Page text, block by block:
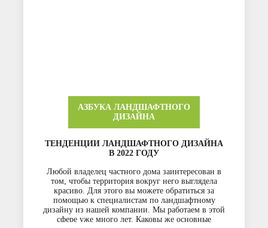
АЗБУКА ЛАНДШАФТНОГО
ДИЗАЙНА
ТЕНДЕНЦИИ ЛАНДШАФТНОГО ДИЗАЙНА
В 2022 ГОДУ
Любой владелец частного дома заинтересован в
том, чтобы территория вокруг него выглядела
красиво. Для этого вы можете обратиться за
помощью к специалистам по ландшафтному
дизайну из нашей компании. Мы работаем в этой
сфере уже много лет. Каковы же основные